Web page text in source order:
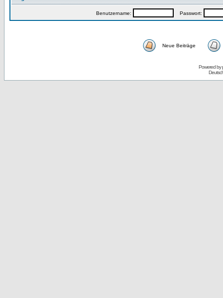
Benutzername: Passwort:
Neue Beiträge
Powered by